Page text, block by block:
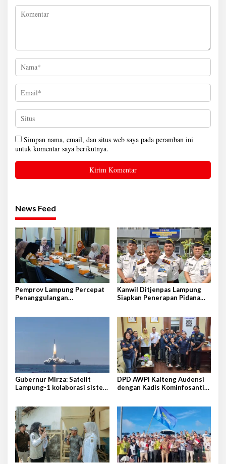
Simpan nama, email, dan situs web saya pada peramban ini
untuk komentar saya berikutnya.
News Feed
Pemprov Lampung Percepat
Penanggulangan
Kanwil Ditjenpas Lampung
Siapkan Penerapan Pidana
Gubernur Mirza: Satelit
Lampung-1 kolaborasi sister
DPD AWPI Kalteng Audensi
dengan Kadis Kominfosantik
Indonesia